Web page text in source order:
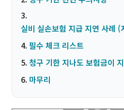
실비 실손보험 지급 지연 사례
필수 체크 리스트
청구 기한 지나도 보험금이
마무리